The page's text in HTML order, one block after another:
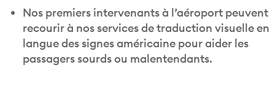
Nos premiers intervenants à l’aéroport peuvent
recourir à nos services de traduction visuelle en
langue des signes américaine pour aider les
passagers sourds ou malentendants.